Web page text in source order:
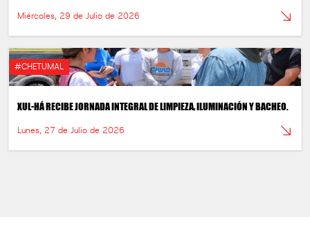
Miércoles, 29 de Julio de 2026
#CHETUMAL
XUL-HÁ RECIBE JORNADA INTEGRAL DE LIMPIEZA, ILUMINACIÓN Y BACHEO.
Lunes, 27 de Julio de 2026